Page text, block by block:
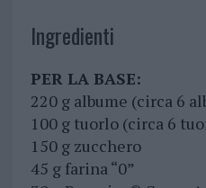
Ingredienti
PER LA BASE:
220 g albume (circa 6
100 g tuorlo (circa 6
150 g zucchero
45 g farina “0”